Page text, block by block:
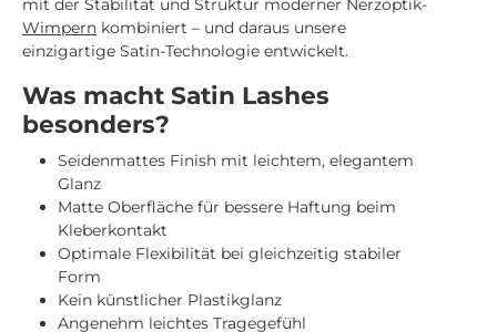
mit der Stabilität und Struktur moderner Nerzoptik-
Wimpern kombiniert – und daraus unsere
einzigartige Satin-Technologie entwickelt.
Was macht Satin Lashes
besonders?
Seidenmattes Finish mit leichtem, elegantem
Glanz
Matte Oberfläche für bessere Haftung beim
Kleberkontakt
Optimale Flexibilität bei gleichzeitig stabiler
Form
Kein künstlicher Plastikglanz
Angenehm leichtes Tragegefühl